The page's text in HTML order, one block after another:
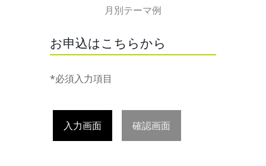
月別テーマ例
お申込はこちらから
*必須入力項目
入力画面 確認画面